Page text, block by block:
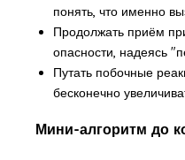
понять, что именно
Продолжать приём
опасности, надеясь
Путать побочные
бесконечно
Мини-алгоритм до